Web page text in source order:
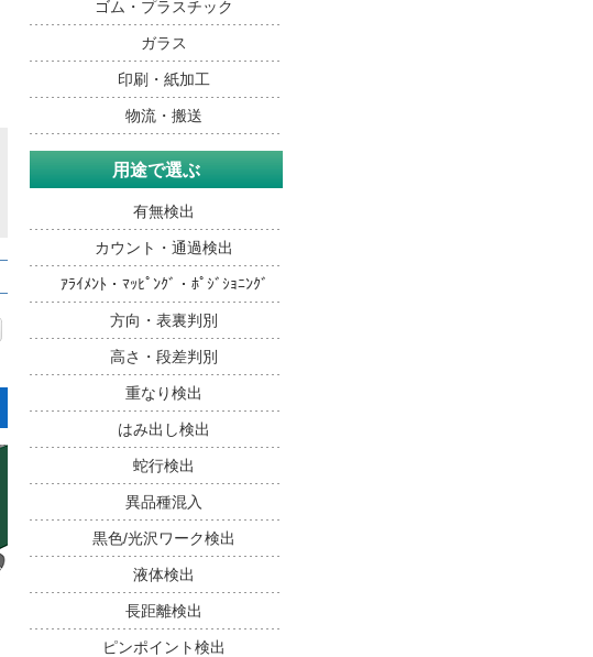
ゴム・プラスチック
ガラス
印刷・紙加工
物流・搬送
用途で選ぶ
有無検出
カウント・通過検出
ｱﾗｲﾒﾝﾄ・ﾏｯﾋﾟﾝｸﾞ・ﾎﾟｼﾞｼｮﾆﾝｸﾞ
方向・表裏判別
高さ・段差判別
重なり検出
はみ出し検出
蛇行検出
異品種混入
黒色/光沢ワーク検出
液体検出
長距離検出
ピンポイント検出